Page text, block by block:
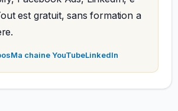
est gratuit, sans formation a
Ma chaine YouTubeLinkedIn